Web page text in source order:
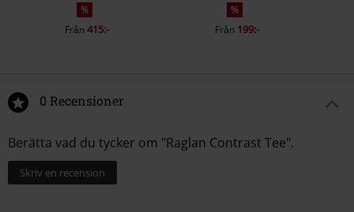
%
Från415:-
%
Från 199:-
0 Recensioner
Berätta vad du tycker om "Raglan Contrast Tee".
Skriv en recension